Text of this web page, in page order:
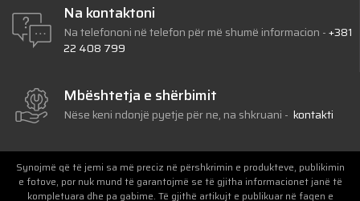
Na kontaktoni
Na telefononi në telefon për më shumë informacion -+381
22 408 799
Mbështetja e shërbimit
Nëse keni ndonjë pyetje për ne, na shkruani - kontakti
Synojmë që të jemi sa më preciz në përshkrimin e produkteve, publikimin
e fotove, por nuk mund të garantojmë se të gjitha informacionet janë të
kompletuara dhe pa gabime. Të gjithë artikujt e publikuar në faqen e